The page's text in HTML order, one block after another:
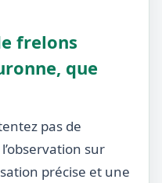
frelons
que
pas de
sur
précise et une